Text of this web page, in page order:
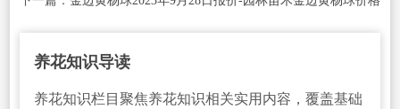
养花知识导读
养花知识栏目聚焦养花知识相关实用内容，覆盖基础